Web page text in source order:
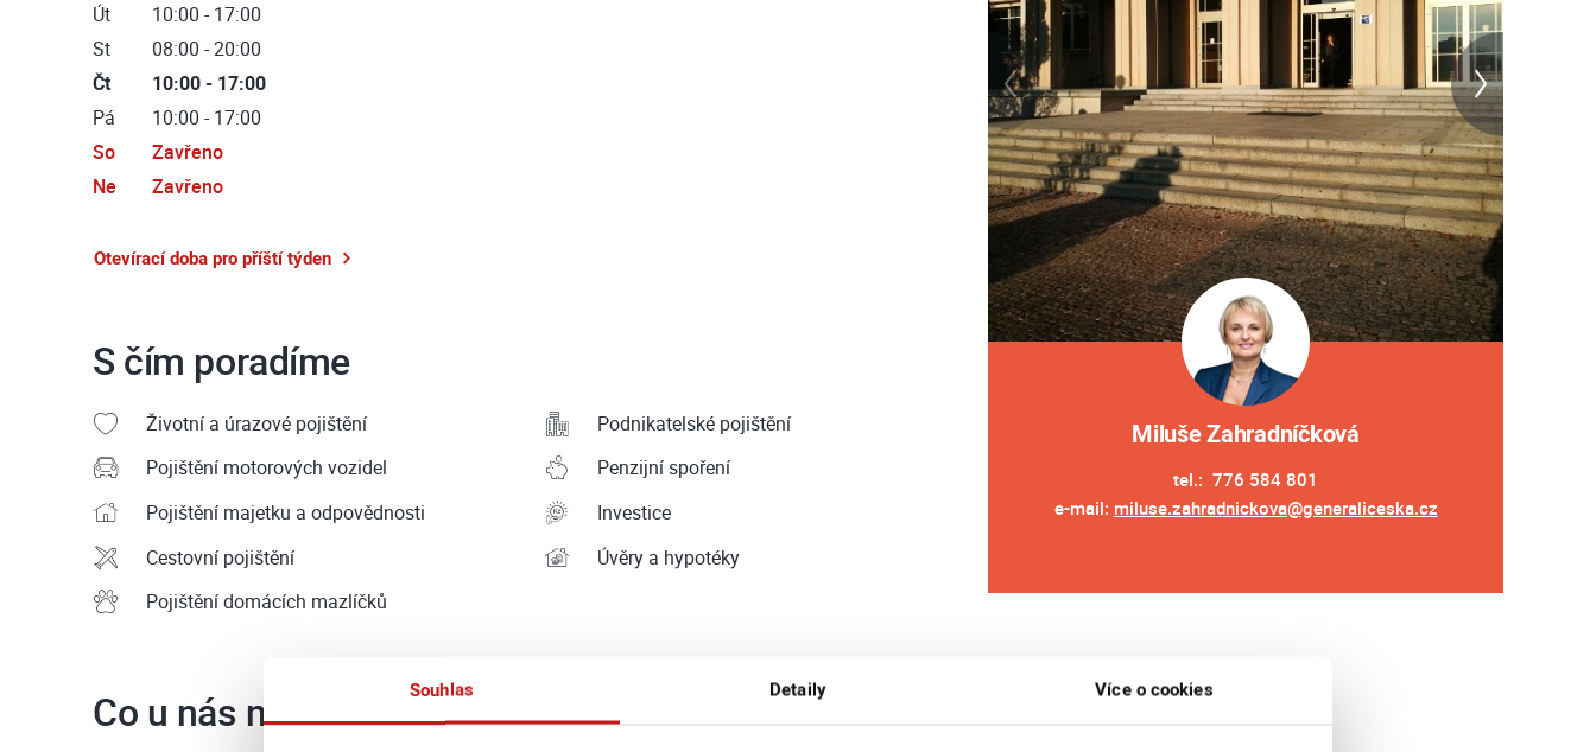
Souhlas Detaily Více o cookies
Út
10:00 - 17:00
St
08:00 - 20:00
Čt
10:00 - 17:00
Pá
10:00 - 17:00
So
Zavřeno
Ne
Zavřeno
Otevírací doba pro příští týden
S čím poradíme
Životní a úrazové pojištění
Pojištění motorových vozidel
Pojištění majetku a odpovědnosti
Cestovní pojištění
Pojištění domácích mazlíčků
Podnikatelské pojištění
Penzijní spoření
Investice
Úvěry a hypotéky
Co u nás najdete
Miluše Zahradníčková
tel.: 776 584 801
e-mail: miluse.zahradnickova@generaliceska.cz